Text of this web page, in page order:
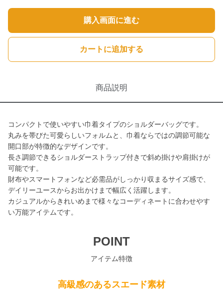
購入画面に進む
カートに追加する
商品説明
コンパクトで使いやすい巾着タイプのショルダーバッグです。
丸みを帯びた可愛らしいフォルムと、巾着ならではの調節可能な
開口部が特徴的なデザインです。
長さ調節できるショルダーストラップ付きで斜め掛けや肩掛けが
可能です。
財布やスマートフォンなど必需品がしっかり収まるサイズ感で、
デイリーユースからお出かけまで幅広く活躍します。
カジュアルからきれいめまで様々なコーディネートに合わせやす
い万能アイテムです。
POINT
アイテム特徴
高級感のあるスエード素材